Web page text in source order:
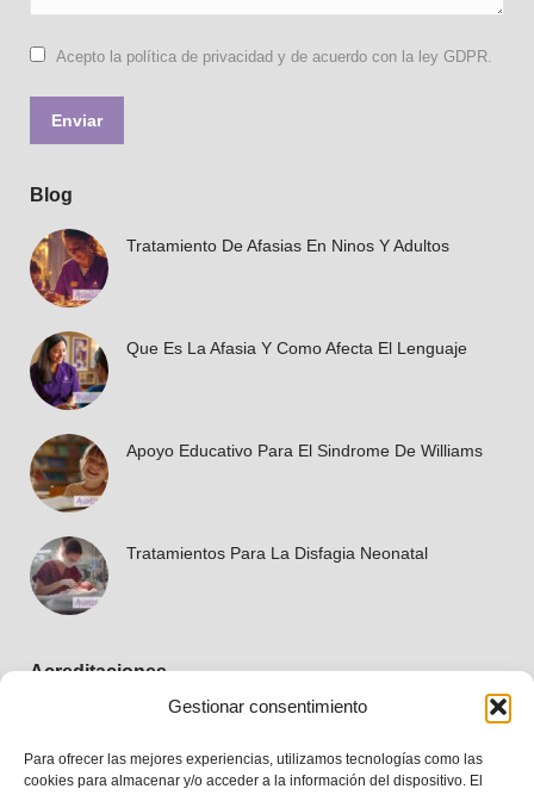
Gestionar consentimiento
Para ofrecer las mejores experiencias, utilizamos tecnologías como las
cookies para almacenar y/o acceder a la información del dispositivo. El
Acepto la política de privacidad y de acuerdo con la ley GDPR.
Enviar
Blog
Tratamiento De Afasias En Ninos Y Adultos
Que Es La Afasia Y Como Afecta El Lenguaje
Apoyo Educativo Para El Sindrome De Williams
Tratamientos Para La Disfagia Neonatal
Acreditaciones